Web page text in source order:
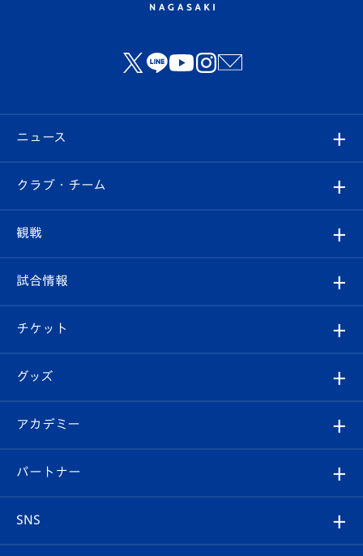
ニュース
すべて
クラブ
試合情報
チケット
イベント
メディア
ホームタウン
クラブ・チーム
クラブ概要
エンブレム紹介
スタッフプロフィール
マスコット紹介
観戦
観戦ルール
はじめての観戦ガイド
Revive Team
ヴィヴィくんの長崎おもてなしガイド
試合情報
試合日程/結果
フォトギャラリー
スタジアムグルメ
チケット
チケット
V-LOVERS（ファンクラブ）
プレイヤーズスイート
グッズ
オンラインショップ
店舗情報
アカデミー
育成からのお知らせ
U-18
パートナー
SNS